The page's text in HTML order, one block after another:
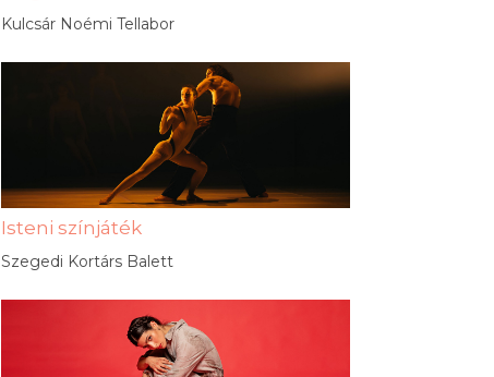
Kulcsár Noémi Tellabor
Isteni színjáték
Szegedi Kortárs Balett